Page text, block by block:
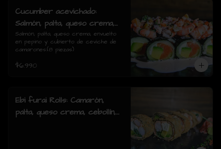
Cucumber acevichado:
Salmón, palta, queso crema,
envuelto en pepino y cubierto
de ceviche de camarones.(8
Salmón, palta, queso crema, envuelto
en pepino y cubierto de ceviche de
camarones.(8 piezas)
$6.990
Ebi furai Rolls: Camarón,
palta, queso crema, cebollín,